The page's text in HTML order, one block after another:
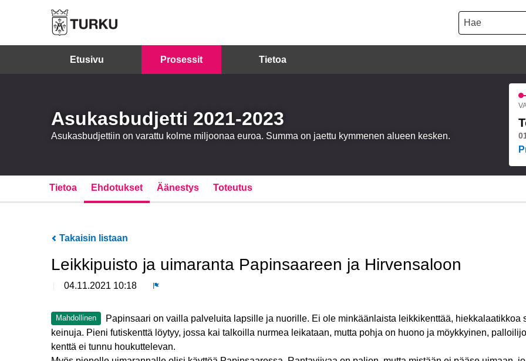
Hae
Etusivu Prosessit Tietoa
Asukasbudjetti 2021-2023
Asukasbudjettiin on varattu kolme miljoonaa euroa. Summa on jaettu kymmenen alueen kesken.
Tietoa Ehdotukset Äänestys Toteutus
Takaisin listaan
Leikkipuisto ja uimaranta Papinsaareen ja Hirvensaloon
04.11.2021 10:18
Mahdollinen
Papinsaari on vailla palveluita lapsille ja nuorille. Ei ole minkäänlaista leikkikenttää, hiekkalaatikkoa
keinuja. Pieni futiskenttä löytyy, jossa kai talkoilla nurmea leikataan, mutta pohja on huono ja möykkyinen,
kenttä ei tunnu houkuttelevan.